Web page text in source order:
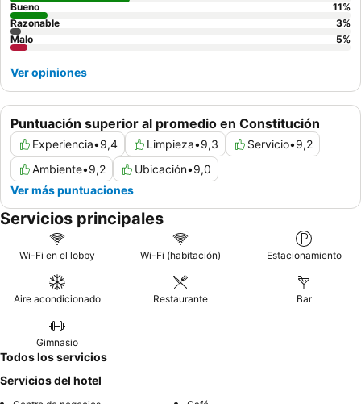
Puntuación superior al promedio en Constitución
Experiencia•9,4 Limpieza•9,3 Servicio•9,2
Ambiente•9,2 Ubicación•9,0
Ver más puntuaciones
Bueno
11%
Razonable
3%
Malo
5%
Ver opiniones
Servicios principales
Wi-Fi en el lobby Wi-Fi (habitación) Estacionamiento
Aire acondicionado Restaurante Bar
Gimnasio
Todos los servicios
Servicios del hotel